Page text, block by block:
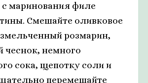
с маринования филе
Смешайте оливковое
розмарин,
чеснок, немного
сока, щепотку соли и
перемешайте